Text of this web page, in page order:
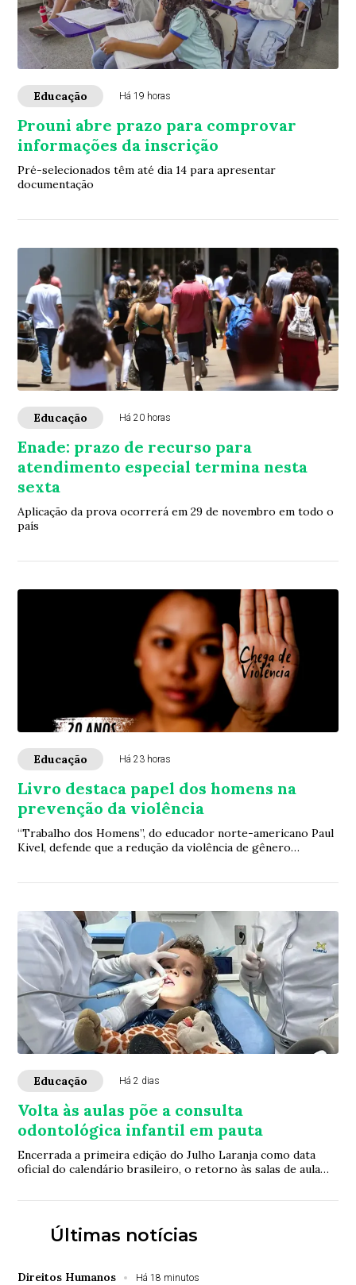
Educação Há 19 horas
Prouni abre prazo para comprovar
informações da inscrição
Pré-selecionados têm até dia 14 para apresentar
documentação
Educação Há 20 horas
Enade: prazo de recurso para
atendimento especial termina nesta
sexta
Aplicação da prova ocorrerá em 29 de novembro em todo o
país
Educação Há 23 horas
Livro destaca papel dos homens na
prevenção da violência
“Trabalho dos Homens”, do educador norte-americano Paul
Kivel, defende que a redução da violência de gênero
Educação Há 2 dias
Volta às aulas põe a consulta
odontológica infantil em pauta
Encerrada a primeira edição do Julho Laranja como data
oficial do calendário brasileiro, o retorno às salas de aula
Últimas notícias
Direitos Humanos Há 18 minutos